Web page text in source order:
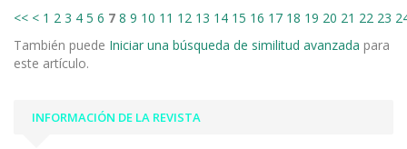
<< < 1 2 3 4 5 6 7 8 9 10 11 12 13 14 15 16 17 18 19 20 21 22 23
También puede Iniciar una búsqueda de similitud avanzada para
este artículo.
INFORMACIÓN DE LA REVISTA